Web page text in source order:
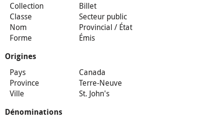
Collection
Billet
Classe
Secteur public
Nom
Provincial / État
Forme
Émis
Origines
Pays
Canada
Province
Terre-Neuve
Ville
St. John's
Dénominations